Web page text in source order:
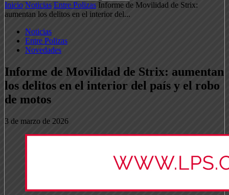
Inicio Noticias Entre Polizas Informe de Movilidad de Strix:
aumentan los delitos en el interior del...
Noticias
Entre Polizas
Novedades
Informe de Movilidad de Strix: aumentan
los delitos en el interior del país y el robo
de motos
3 de marzo de 2026